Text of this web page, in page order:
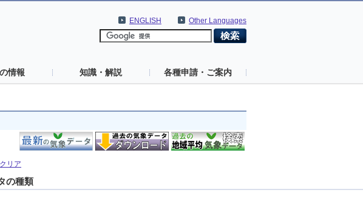
Other Languages
ENGLISH
情報 知識・解説 各種申請・ご案内
リア
の種類